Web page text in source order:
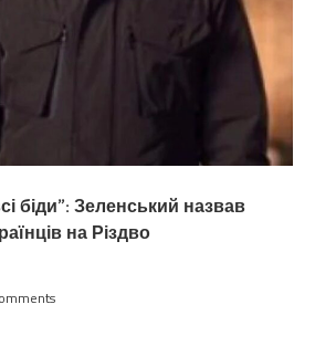
біди”: Зеленський назвав
на Різдво